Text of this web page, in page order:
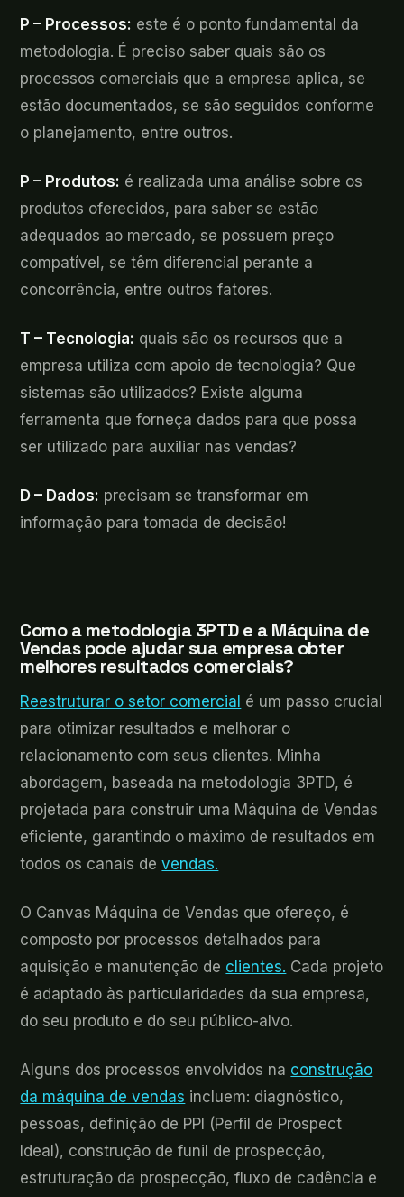
P – Processos: este é o ponto fundamental da
metodologia. É preciso saber quais são os
processos comerciais que a empresa aplica, se
estão documentados, se são seguidos conforme
o planejamento, entre outros.
P – Produtos: é realizada uma análise sobre os
produtos oferecidos, para saber se estão
adequados ao mercado, se possuem preço
compatível, se têm diferencial perante a
concorrência, entre outros fatores.
T – Tecnologia: quais são os recursos que a
empresa utiliza com apoio de tecnologia? Que
sistemas são utilizados? Existe alguma
ferramenta que forneça dados para que possa
ser utilizado para auxiliar nas vendas?
D – Dados: precisam se transformar em
informação para tomada de decisão!
Como a metodologia 3PTD e a Máquina de
Vendas pode ajudar sua empresa obter
melhores resultados comerciais?
Reestruturar o setor comercial é um passo crucial
para otimizar resultados e melhorar o
relacionamento com seus clientes. Minha
abordagem, baseada na metodologia 3PTD, é
projetada para construir uma Máquina de Vendas
eficiente, garantindo o máximo de resultados em
todos os canais devendas.
O Canvas Máquina de Vendas que ofereço, é
composto por processos detalhados para
aquisição e manutenção de clientes. Cada projeto
é adaptado às particularidades da sua empresa,
do seu produto e do seu público-alvo.
Alguns dos processos envolvidos na construção
da máquina de vendas incluem: diagnóstico,
pessoas, definição de PPI (Perfil de Prospect
Ideal), construção de funil de prospecção,
estruturação da prospecção, fluxo de cadência e